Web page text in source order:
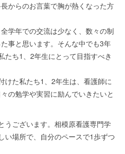
からのお言葉で胸が熱くなった方
学年での交流は少なく、数々の制
事と思います。そんな中でも3年
たち1、2年生にとって目指すべき
けた私たち1、2年生は、看護師に
の勉学や実習に励んでいきたいと
うございます。相模原看護専門学
い場所で、自分のペースで1歩ずつ